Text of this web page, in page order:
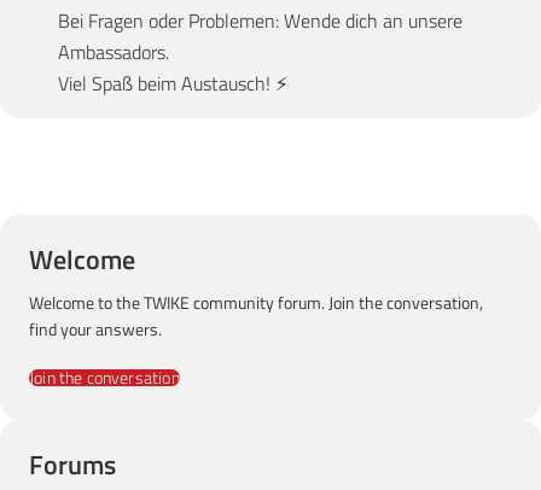
Bei Fragen oder Problemen: Wende dich an unsere
Ambassadors.
Viel Spaß beim Austausch! ⚡
Welcome
Welcome to the TWIKE community forum. Join the conversation,
find your answers.
Join the conversation
Forums